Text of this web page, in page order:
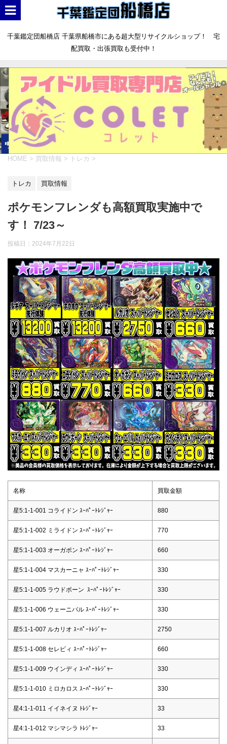
千葉鑑定団船橋店 千葉県船橋市にある超大型リサイクルショップ！ 宅
配買取・出張買取も受付中！
HOME > 買取情報 > トレカ >
トレカ 買取情報
ポケモンフレンダも高額買取実施中で
す！ 7/23～
投稿日： 2024年7月22日
名称 買取金額
星5:1-1-001 コライドン ｽｰﾊﾟｰﾄﾚｼﾞｬｰ 880
星5:1-1-002 ミライドン ｽｰﾊﾟｰﾄﾚｼﾞｬｰ 770
星5:1-1-003 オーガポン ｽｰﾊﾟｰﾄﾚｼﾞｬｰ 660
星5:1-1-004 マスカーニャ ｽｰﾊﾟｰﾄﾚｼﾞｬｰ 330
星5:1-1-005 ラウドボーン ｽｰﾊﾟｰﾄﾚｼﾞｬｰ 330
星5:1-1-006 ウェーニバル ｽｰﾊﾟｰﾄﾚｼﾞｬｰ 330
星5:1-1-007 ルカリオ ｽｰﾊﾟｰﾄﾚｼﾞｬｰ 2750
星5:1-1-008 セレビィ ｽｰﾊﾟｰﾄﾚｼﾞｬｰ 660
星5:1-1-009 ウインディ ｽｰﾊﾟｰﾄﾚｼﾞｬｰ 330
星5:1-1-010 ミロカロス ｽｰﾊﾟｰﾄﾚｼﾞｬｰ 330
星4:1-1-011 イイネイヌ ﾄﾚｼﾞｬｰ 33
星4:1-1-012 マシマシラ ﾄﾚｼﾞｬｰ 33